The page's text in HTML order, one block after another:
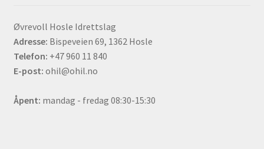
Øvrevoll Hosle Idrettslag
Adresse: Bispeveien 69, 1362 Hosle
Telefon: +47 960 11 840
E-post: ohil@ohil.no
Åpent: mandag - fredag 08:30-15:30